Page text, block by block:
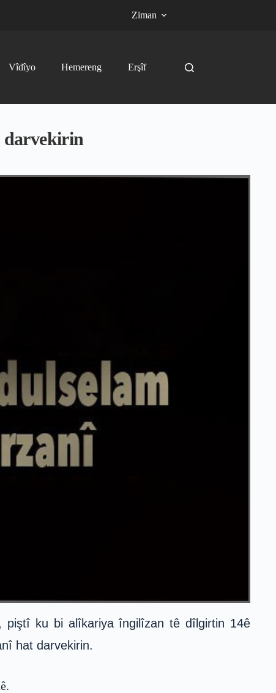
Ziman
Vîdîyo Hemereng Erşîf
darvekirin
piştî ku bi alîkariya îngilîzan tê dîlgirtin 14ê
hat darvekirin.